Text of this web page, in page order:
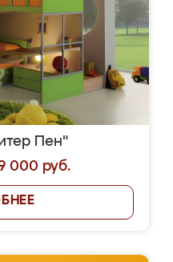
Пен"
000 руб.